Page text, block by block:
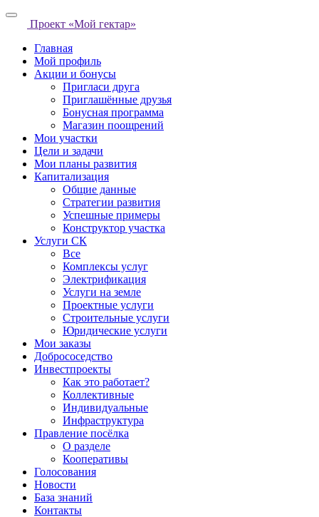
Проект «Мой гектар»
Главная
Мой профиль
Акции и бонусы
Пригласи друга
Приглашённые друзья
Бонусная программа
Магазин поощрений
Мои участки
Цели и задачи
Мои планы развития
Капитализация
Общие данные
Стратегии развития
Успешные примеры
Конструктор участка
Услуги СК
Все
Комплексы услуг
Электрификация
Услуги на земле
Проектные услуги
Строительные услуги
Юридические услуги
Мои заказы
Добрососедство
Инвестпроекты
Как это работает?
Коллективные
Индивидуальные
Инфраструктура
Правление посёлка
О разделе
Кооперативы
Голосования
Новости
База знаний
Контакты